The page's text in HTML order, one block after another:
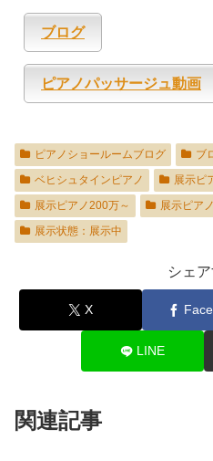
ブログ
ピアノパッサージュ動画
ピアノショールームブログ ブ
ベヒシュタインピアノ
展示ピ
展示ピアノ200万～
展示ピア
展示状態：展示中
シェ
X
LINE
関連記事